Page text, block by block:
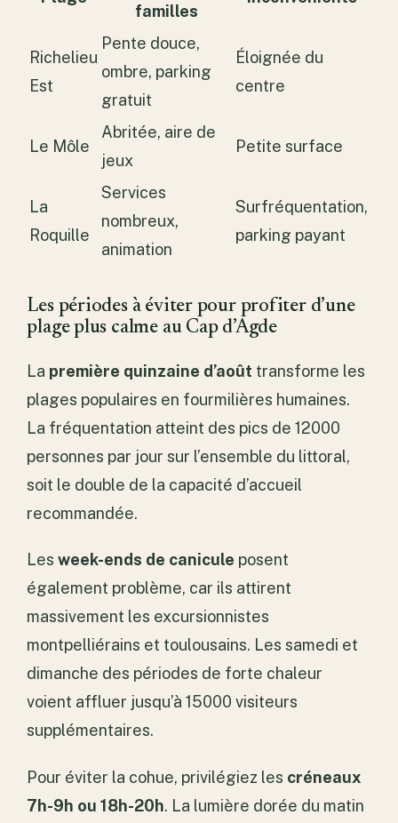
familles
Richelieu
Est
Pente douce,
ombre, parking
gratuit
Éloignée du
centre
Le Môle
Abritée, aire de
jeux
Petite surface
La
Roquille
Services
nombreux,
animation
Surfréquentation,
parking payant
Les périodes à éviter pour profiter d’une
plage plus calme au Cap d’Agde
La première quinzaine d’août transforme les
plages populaires en fourmilières humaines.
La fréquentation atteint des pics de 12000
personnes par jour sur l’ensemble du littoral,
soit le double de la capacité d’accueil
recommandée.
Lesweek-ends de canicule posent
également problème, car ils attirent
massivement les excursionnistes
montpelliérains et toulousains. Les samedi et
dimanche des périodes de forte chaleur
voient affluer jusqu’à 15000 visiteurs
supplémentaires.
Pour éviter la cohue, privilégiez les créneaux
7h-9h ou 18h-20h. La lumière dorée du matin